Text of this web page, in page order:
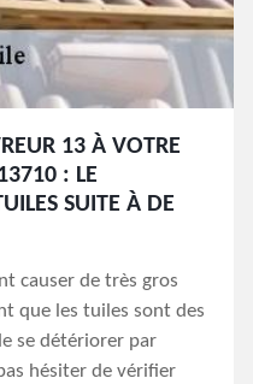
13 À VOTRE
: LE
SUITE À DE
causer de très gros
que les tuiles sont des
se détériorer par
hésiter de vérifier